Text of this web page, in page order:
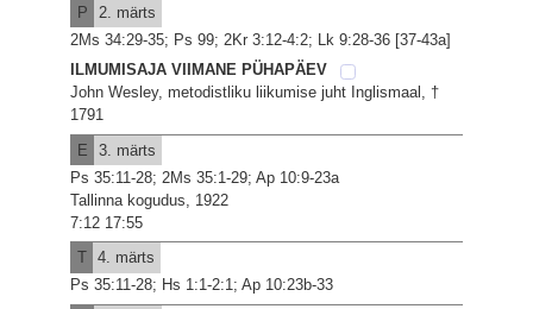
P
2. märts
2Ms 34:29-35; Ps 99; 2Kr 3:12-4:2; Lk 9:28-36 [37-43a]
ILMUMISAJA VIIMANE PÜHAPÄEV
John Wesley, metodistliku liikumise juht Inglismaal, †
1791
E
3. märts
Ps 35:11-28; 2Ms 35:1-29; Ap 10:9-23a
Tallinna kogudus, 1922
7:12 17:55
T
4. märts
Ps 35:11-28; Hs 1:1-2:1; Ap 10:23b-33